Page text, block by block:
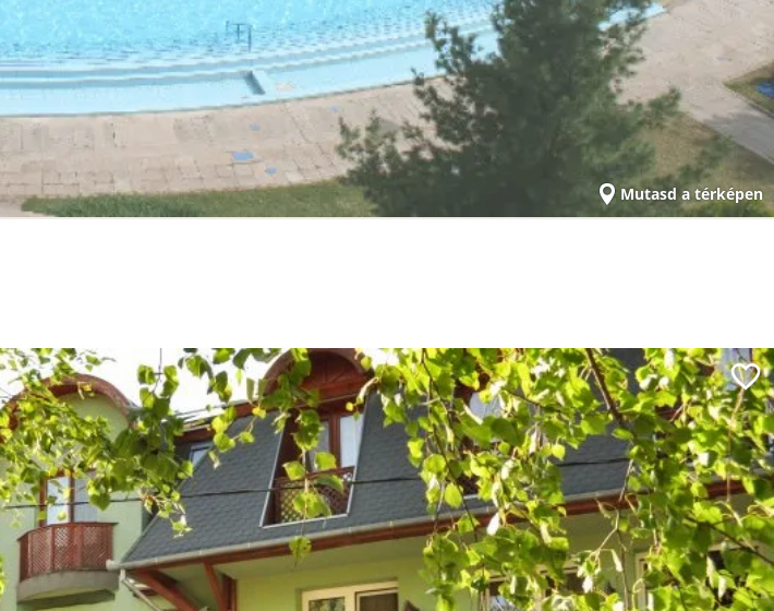
Mutasd a térképen